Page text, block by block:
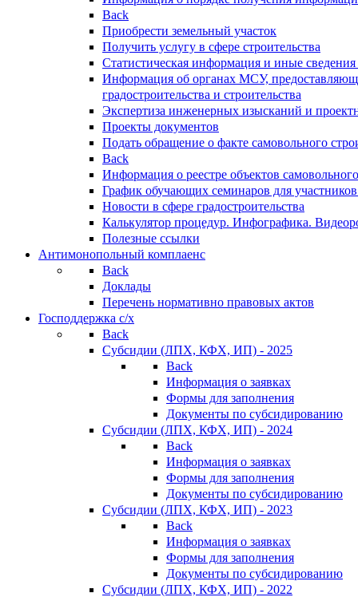
Back
Приобрести земельный участок
Получить услугу в сфере строительства
Статистическая информация и иные сведения
Информация об органах МСУ,
градостроительства и строительства
Экспертиза инженерных изысканий и
Проекты документов
Подать обращение о факте самовольного
Back
Информация о реестре объектов
График обучающих семинаров для участников
Новости в сфере градостроительства
Калькулятор процедур. Инфографика.
Полезные ссылки
Антимонопольный комплаенс
Back
Доклады
Перечень нормативно правовых актов
Господдержка с/х
Back
Субсидии (ЛПХ, КФХ, ИП) - 2025
Back
Информация о заявках
Формы для заполнения
Документы по субсидированию
Субсидии (ЛПХ, КФХ, ИП) - 2024
Back
Информация о заявках
Формы для заполнения
Документы по субсидированию
Субсидии (ЛПХ, КФХ, ИП) - 2023
Back
Информация о заявках
Формы для заполнения
Документы по субсидированию
Субсидии (ЛПХ, КФХ, ИП) - 2022